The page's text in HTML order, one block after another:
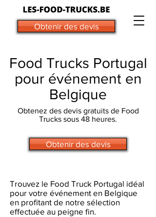
Obtenir des devis
Food Trucks Portugal
pour événement en
Belgique
Obtenez des devis gratuits de Food
Trucks sous 48 heures.
Obtenir des devis
Trouvez le Food Truck Portugal idéal
pour votre événement en Belgique
en profitant de notre sélection
effectuée au peigne fin.